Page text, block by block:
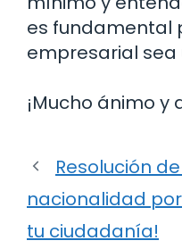
es fundamental
empresarial sea
¡Mucho ánimo y
Resolución
nacionalidad
tu ciudadanía!